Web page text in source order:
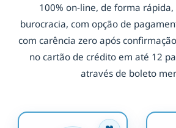
100% on-line, de forma rápida,
burocracia, com opção de
com carência zero após
no cartão de crédito em até 12
através de boleto